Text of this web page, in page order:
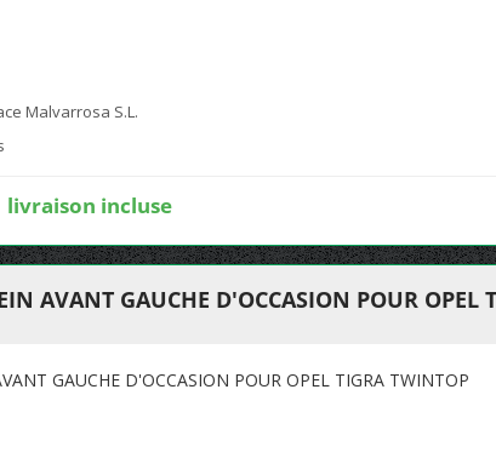
Malvarrosa S.L.
livraison incluse
AVANT GAUCHE D'OCCASION POUR OPEL
GAUCHE D'OCCASION POUR OPEL TIGRA TWINTOP